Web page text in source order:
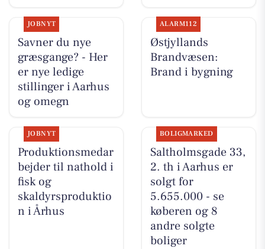
JOBNYT
Savner du nye
græsgange? - Her
er nye ledige
stillinger i Aarhus
og omegn
ALARM112
Østjyllands
Brandvæsen:
Brand i bygning
JOBNYT
Produktionsmedar
bejder til nathold i
fisk og
skaldyrsproduktio
n i Århus
BOLIGMARKED
Saltholmsgade 33,
2. th i Aarhus er
solgt for
5.655.000 - se
køberen og 8
andre solgte
boliger